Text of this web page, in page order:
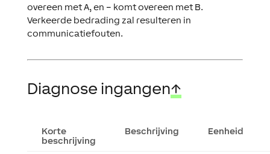
overeen met A, en – komt overeen met B.
Verkeerde bedrading zal resulteren in
communicatiefouten.
Diagnose ingangen↑
Korte
beschrijving
Beschrijving Eenheid